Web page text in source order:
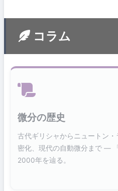
コラム
微分の歴史
古代ギリシャからニュートン
密化、現代の自動微分まで —
2000年を辿る。